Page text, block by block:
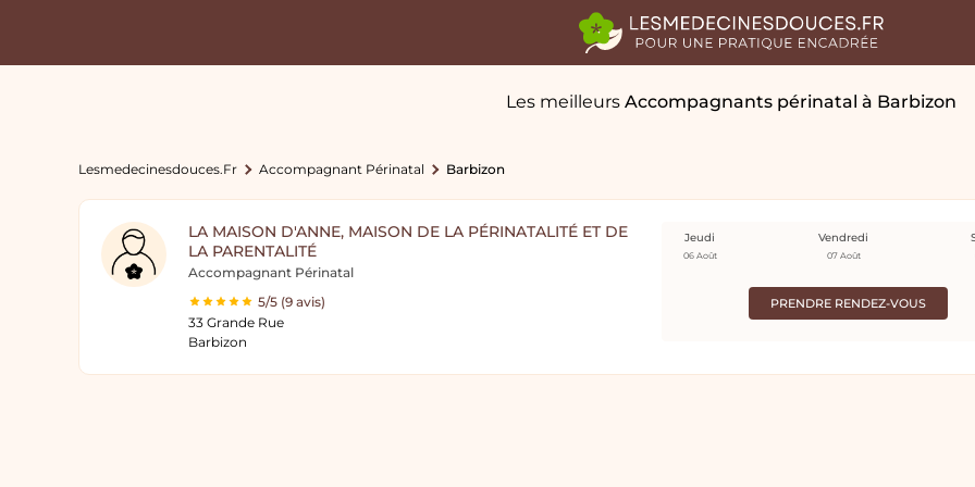
Les meilleurs Accompagnants périnatal à Barbizon
Lesmedecinesdouces.fr Accompagnant Périnatal Barbizon
LA MAISON D'ANNE, MAISON DE LA PÉRINATALITÉ ET DE
LA PARENTALITÉ
Accompagnant Périnatal
5/5 (9 avis)
33 Grande Rue
Barbizon
PRENDRE RENDEZ-VOUS
Jeudi
06 Août
Vendredi
07 Août